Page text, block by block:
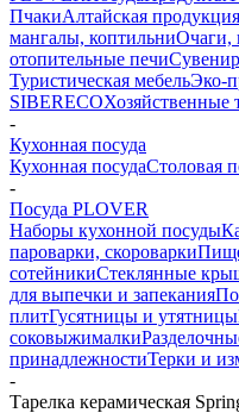
ПчакиАлтайская продукция
мангалы, коптильниОчаги,
отопительные печи
Туристическая мебельЭко-
SIBERECOХозяйственные
-
Кухонная посуда
Кухонная посудаСтоловая
-
Посуда PLOVER
Наборы кухонной посуды
пароварки, скороварки
сотейникиСтеклянные
для выпечки и запекания
плитГусятницы и утятницы
соковыжималки
принадлежностиТерки и
-
Тарелка керамическая